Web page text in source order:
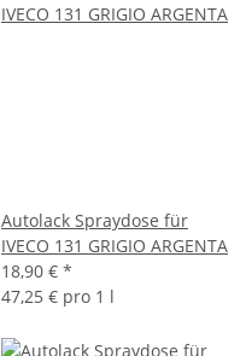
Autolack Spraydose für
IVECO 131 GRIGIO ARGENTA
18,90 € *
47,25 € pro 1 l